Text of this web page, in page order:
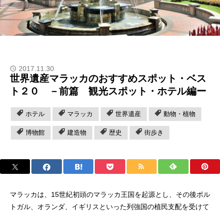
2017.11.30
世界遺産マラッカのおすすめスポット・ベス
ト２０ －前篇 観光スポット・ホテル編ー
ホテル マラッカ 世界遺産 動物・植物
博物館 建造物 歴史 街歩き
マラッカは、15世紀初頭のマラッカ王国を起源とし、その後ポル
トガル、オランダ、イギリスといった列強国の植民支配を受けて